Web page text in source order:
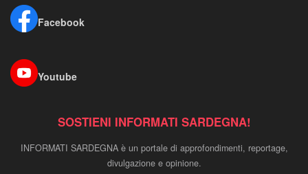
Facebook
Youtube
SOSTIENI INFORMATI SARDEGNA!
INFORMATI SARDEGNA è un portale di approfondimenti, reportage,
divulgazione e opinione.